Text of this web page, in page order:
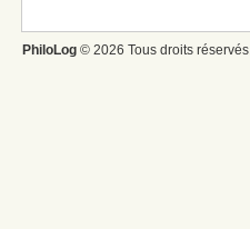
PhiloLog © 2026 Tous droits réservés.